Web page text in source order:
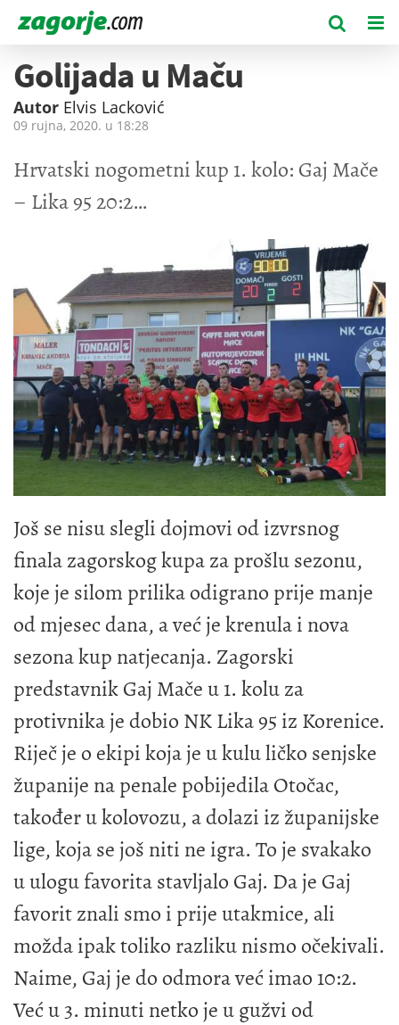
Golijada u Maču
Autor Elvis Lacković
09 rujna, 2020. u 18:28
Hrvatski nogometni kup 1. kolo: Gaj Mače
– Lika 95 20:2
Još se nisu slegli dojmovi od izvrsnog
finala zagorskog kupa za prošlu sezonu,
koje je silom prilika odigrano prije manje
od mjesec dana, a već je krenula i nova
sezona kup natjecanja. Zagorski
predstavnik Gaj Mače u 1. kolu za
protivnika je dobio NK Lika 95 iz Korenice.
Riječ je o ekipi koja je u kulu ličko senjske
županije na penale pobijedila Otočac,
također u kolovozu, a dolazi iz županijske
lige, koja se još niti ne igra. To je svakako
u ulogu favorita stavljalo Gaj. Da je Gaj
favorit znali smo i prije utakmice, ali
možda ipak toliko razliku nismo očekivali.
Naime, Gaj je do odmora već imao 10:2.
Već u 3. minuti netko je u gužvi od